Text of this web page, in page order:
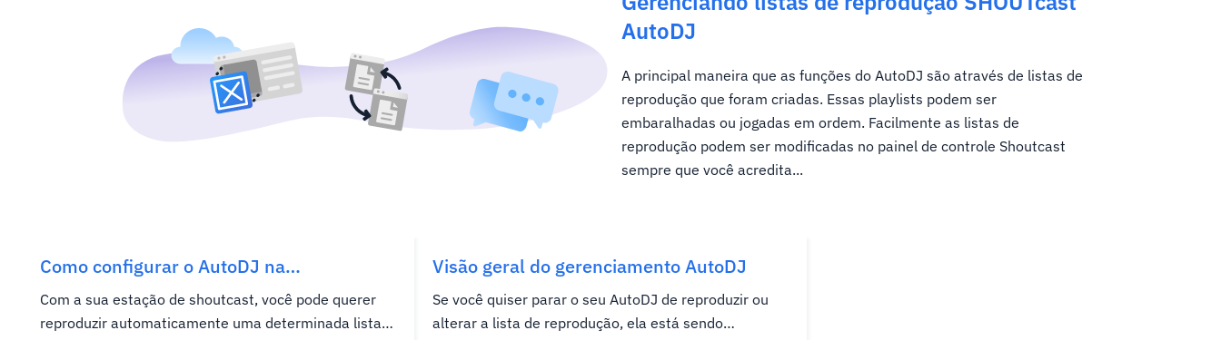
AutoDJ
A principal maneira que as funções do AutoDJ são através de listas de
reprodução que foram criadas. Essas playlists podem ser
embaralhadas ou jogadas em ordem. Facilmente as listas de
reprodução podem ser modificadas no painel de controle Shoutcast
sempre que você acredita...
Como configurar o AutoDJ na
hospedagem SHOUTcast
Com a sua estação de shoutcast, você pode querer
reproduzir automaticamente uma determinada lista
Visão geral do gerenciamento AutoDJ
Se você quiser parar o seu AutoDJ de reproduzir ou
alterar a lista de reprodução, ela está sendo